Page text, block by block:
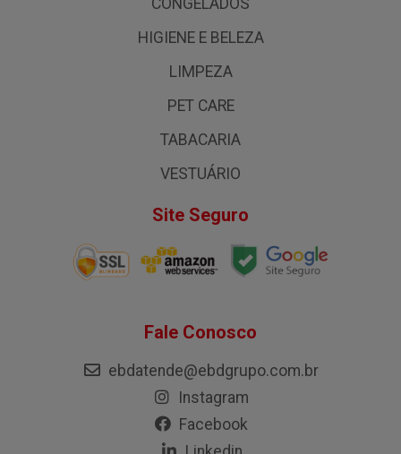
HIGIENE E BELEZA
LIMPEZA
PET CARE
TABACARIA
VESTUÁRIO
Site Seguro
Fale Conosco
ebdatende@ebdgrupo.com.br
Instagram
Facebook